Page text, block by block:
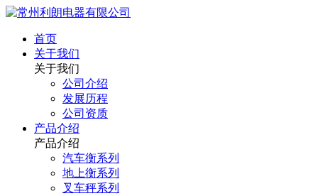
首页
关于我们
关于我们
公司介绍
发展历程
公司资质
产品介绍
产品介绍
汽车衡系列
地上衡系列
叉车秤系列